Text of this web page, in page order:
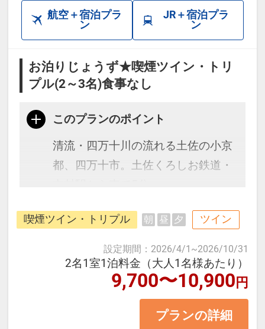
航空＋宿泊プラ
ン
JR＋宿泊プラ
ン
お泊りじょうず★喫煙ツイン・トリ
プル(2～3名)食事なし
このプランのポイント
清流・四万十川の流れる土佐の小京
都、四万十市。土佐くろしお鉄道・
中村駅から車で5分。
です。サウナ付温泉大浴場も完備！
四万十川流域や足摺岬、海洋堂フィ
ギュアミュージアムなどへの、観光
の拠点としても便利です。
＜お部屋タイプ＞喫煙ツイン 24平
喫煙ツイン・トリプル 朝 昼 夕 ツイン
設定期間 ： 2026/4/1 ~2026/10/31
2名1室1泊料金（大人1名様あたり）
9,700〜10,900円
プランの詳細